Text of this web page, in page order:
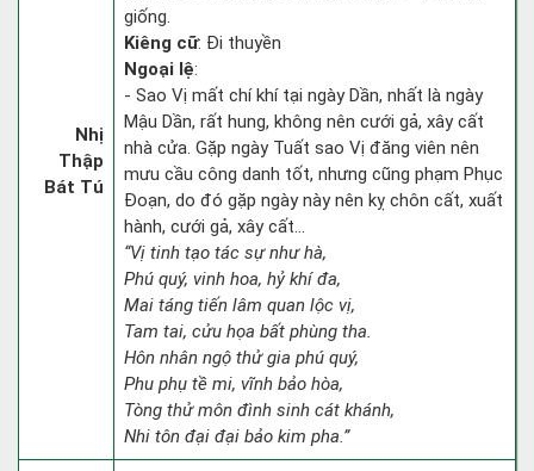
Nhị
Thập
Bát Tú
giống.
Kiêng cữ: Đi thuyền
Ngoại lệ:
- Sao Vị mất chí khí tại ngày Dần, nhất là ngày
Mậu Dần, rất hung, không nên cưới gả, xây cất
nhà cửa. Gặp ngày Tuất sao Vị đăng viên nên
mưu cầu công danh tốt, nhưng cũng phạm Phục
Đoạn, do đó gặp ngày này nên kỵ chôn cất, xuất
hành, cưới gả, xây cất...
“Vị tinh tạo tác sự như hà,
Phú quý, vinh hoa, hỷ khí đa,
Mai táng tiến lâm quan lộc vị,
Tam tai, cửu họa bất phùng tha.
Hôn nhân ngộ thử gia phú quý,
Phu phụ tề mi, vĩnh bảo hòa,
Tòng thử môn đình sinh cát khánh,
Nhi tôn đại đại bảo kim pha.”